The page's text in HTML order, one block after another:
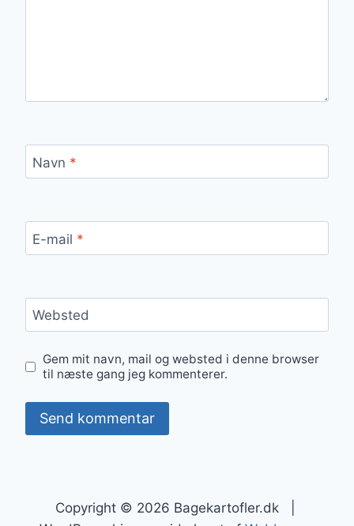
Navn *
E-mail *
Websted
Gem mit navn, mail og websted i denne browser
til næste gang jeg kommenterer.
Copyright © 2026 Bagekartofler.dk |